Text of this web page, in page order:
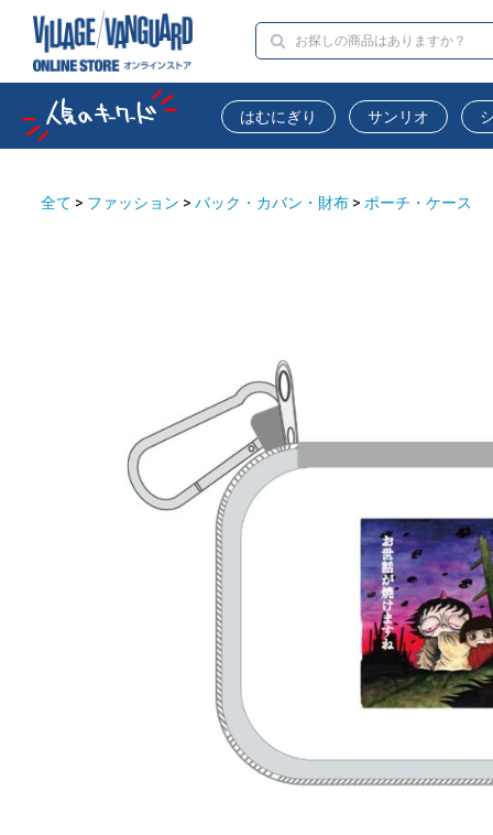
はむにぎり サンリオ
全て > ファッション > バック・カバン・財布 > ポーチ・ケース